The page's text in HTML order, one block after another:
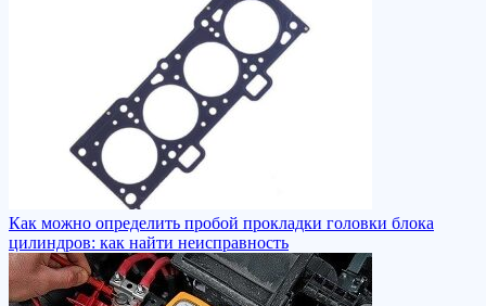
Как можно определить пробой прокладки головки блока
цилиндров: как найти неисправность